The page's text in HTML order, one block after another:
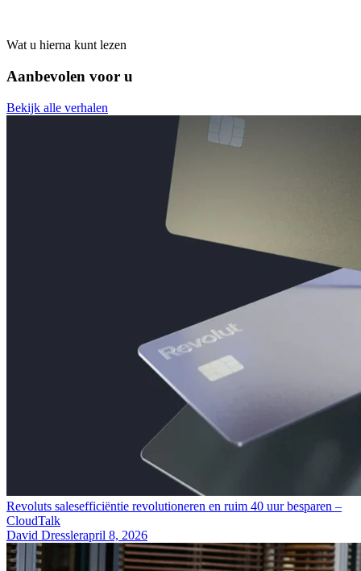
Wat u hierna kunt lezen
Aanbevolen voor u
Bekijk alle verhalen
Revoluts salesefficiëntie revolutioneren en ruim 40 uur besparen –
CloudTalk
David Dresslerapril 8, 2026